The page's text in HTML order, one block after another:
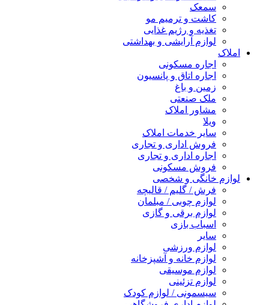
سمعک
کاشت و ترمیم مو
تغذیه و رژیم غذایی
لوازم آرایشی و بهداشتی
املاک
اجاره مسکونی
اجاره اتاق و پانسیون
زمین و باغ
ملک صنعتی
مشاور املاک
ویلا
سایر خدمات املاک
فروش اداری و تجاری
اجاره اداری و تجاری
فروش مسکونی
لوازم خانگی و شخصی
فرش / گلیم / قالیچه
لوازم چوبی / مبلمان
لوازم برقی و گازی
اسباب بازی
سایر
لوازم ورزشی
لوازم خانه و آشپزخانه
لوازم موسیقی
لوازم تزئینی
سیسمونی / لوازم کودک